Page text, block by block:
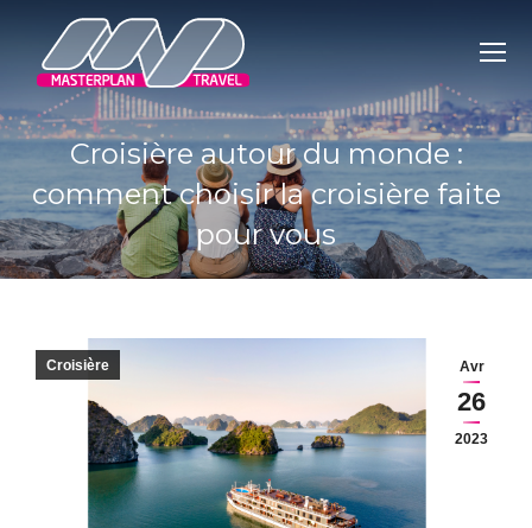
Croisière autour du monde :
comment choisir la croisière faite
pour vous
You are here:
Avr
26
2023
Croisière